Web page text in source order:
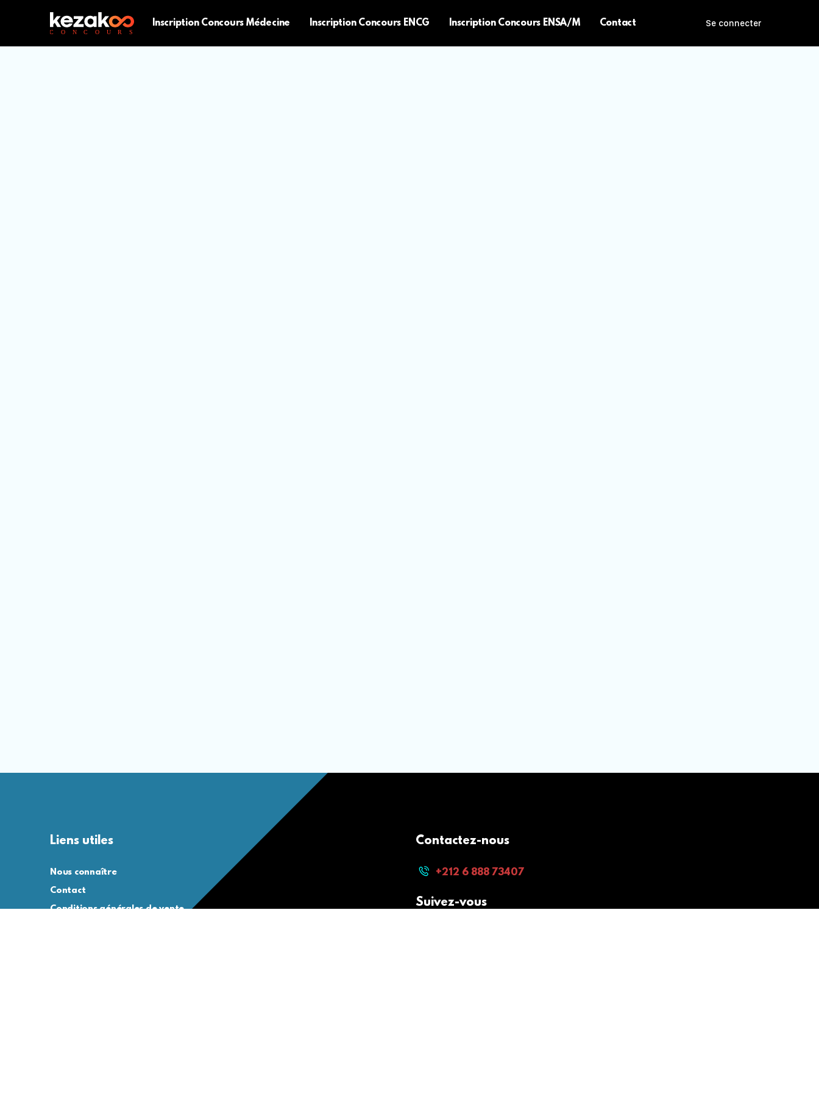
Inscription Concours Médecine Inscription Concours ENCG Inscription Concours ENSA/M Contact Se connecter
Liens utiles
Nous connaître
Contact
Conditions générales de vente
Contactez-nous
+212 6 888 73407
Suivez-vous